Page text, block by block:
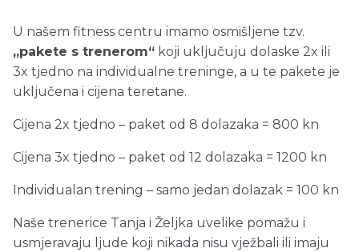
U našem fitness centru imamo osmišljene tzv.
„pakete s trenerom“ koji uključuju dolaske 2x ili
3x tjedno na individualne treninge, a u te pakete je
uključena i cijena teretane.
Cijena 2x tjedno – paket od 8 dolazaka = 800 kn
Cijena 3x tjedno – paket od 12 dolazaka = 1200 kn
Individualan trening – samo jedan dolazak = 100 kn
Naše trenerice Tanja i Željka uvelike pomažu i
usmjeravaju ljude koji nikada nisu vježbali ili imaju